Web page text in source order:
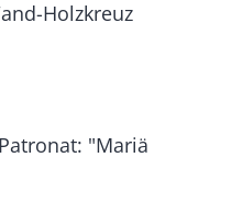
Holzkreuz
"Mariä